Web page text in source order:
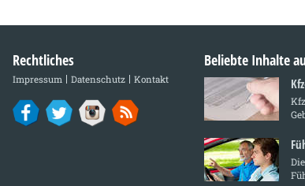
Rechtliches
Impressum Datenschutz Kontakt
Beliebte Inhalte